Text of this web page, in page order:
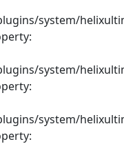
system/
system/
system/